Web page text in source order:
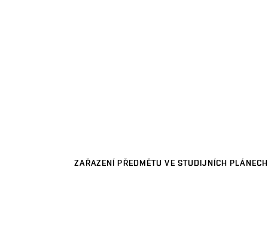
ZAŘAZENÍ PŘEDMĚTU VE STUDIJNÍCH PLÁNECH